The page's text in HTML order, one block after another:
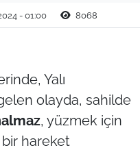
- 01:00 8068
Yalı
olayda, sahilde
, yüzmek için
hareket